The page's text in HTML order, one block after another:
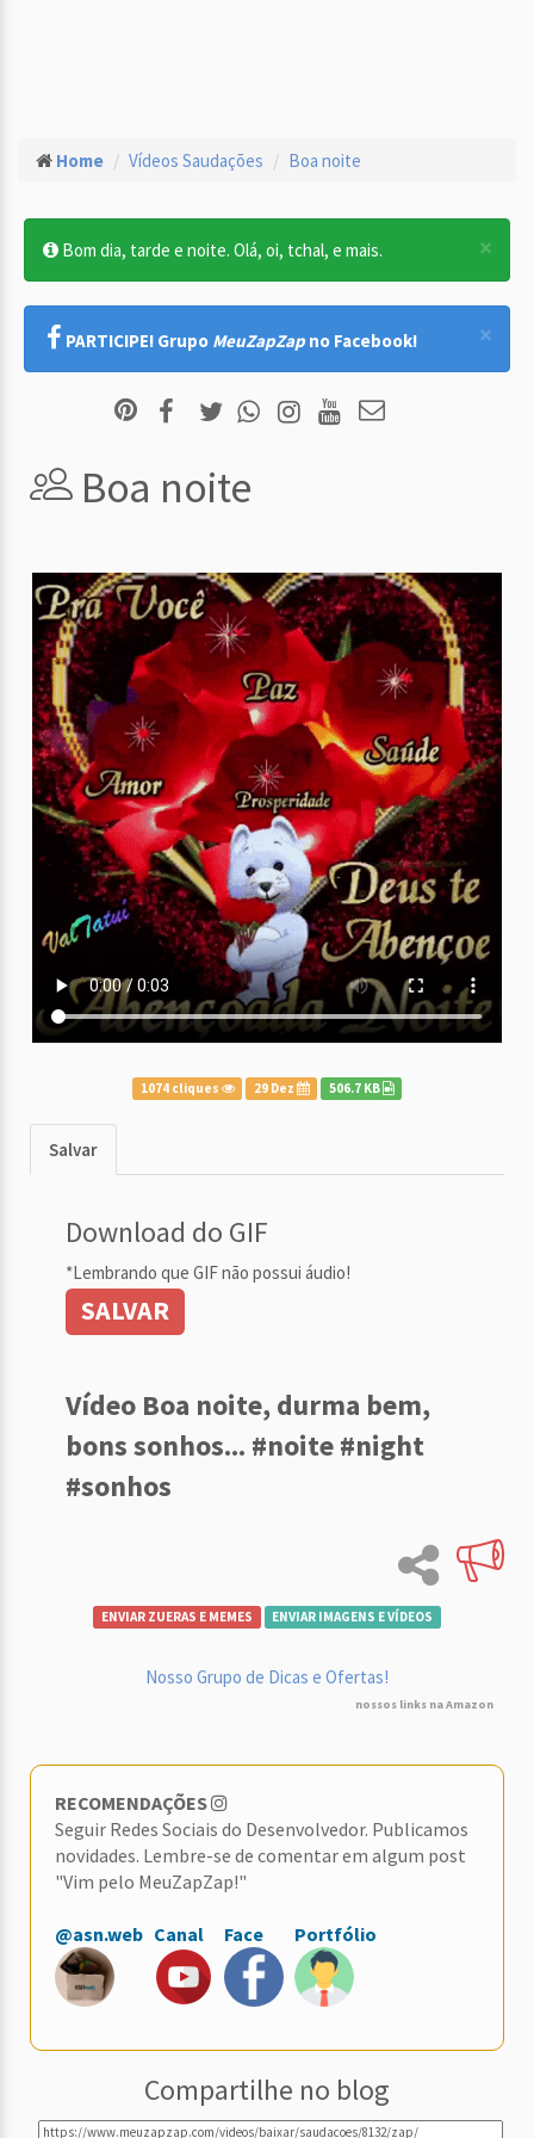
Home Vídeos Saudações Boa noite
×
Bom dia, tarde e noite. Olá, oi, tchal, e mais.
×
PARTICIPE! Grupo MeuZapZap no Facebook!
Boa noite
1074 cliques 29 Dez 506.7 KB
Salvar
Download do GIF
*Lembrando que GIF não possui áudio!
SALVAR
Vídeo Boa noite, durma bem,
bons sonhos... #noite #night
#sonhos
ENVIAR ZUERAS E MEMES ENVIAR IMAGENS E VÍDEOS
Nosso Grupo de Dicas e Ofertas!
nossos links na Amazon
RECOMENDAÇÕES
Seguir Redes Sociais do Desenvolvedor. Publicamos
novidades. Lembre-se de comentar em algum post
"Vim pelo MeuZapZap!"
@asn.web Canal Face Portfólio
Compartilhe no blog